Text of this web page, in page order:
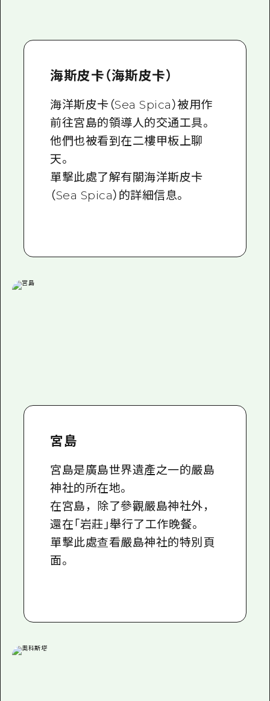
海斯皮卡（海斯皮卡）
海洋斯皮卡（Sea Spica）被用作
前往宮島的領導人的交通工具。
他們也被看到在二樓甲板上聊
天。
單擊此處了解有關海洋斯皮卡
（Sea Spica）的詳細信息。
宮島
宮島是廣島世界遺產之一的嚴島
神社的所在地。
在宮島，除了參觀嚴島神社外，
還在「岩莊」舉行了工作晚餐。
單擊此處查看嚴島神社的特別頁
面。